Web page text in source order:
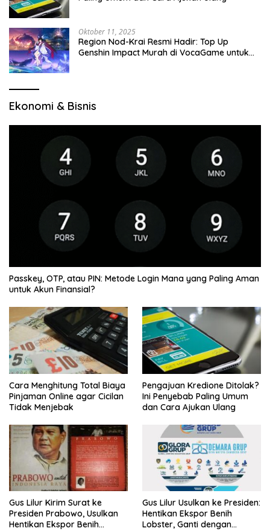
Oktober 11, 2025
Region Nod-Krai Resmi Hadir: Top Up
Genshin Impact Murah di VocaGame untuk
Ekonomi & Bisnis
Passkey, OTP, atau PIN: Metode Login Mana yang Paling Aman
untuk Akun Finansial?
Cara Menghitung Total Biaya
Pinjaman Online agar Cicilan
Tidak Menjebak
Pengajuan Kredione Ditolak?
Ini Penyebab Paling Umum
dan Cara Ajukan Ulang
Gus Lilur Kirim Surat ke
Presiden Prabowo, Usulkan
Hentikan Ekspor Benih
Gus Lilur Usulkan ke Presiden:
Hentikan Ekspor Benih
Lobster, Ganti dengan